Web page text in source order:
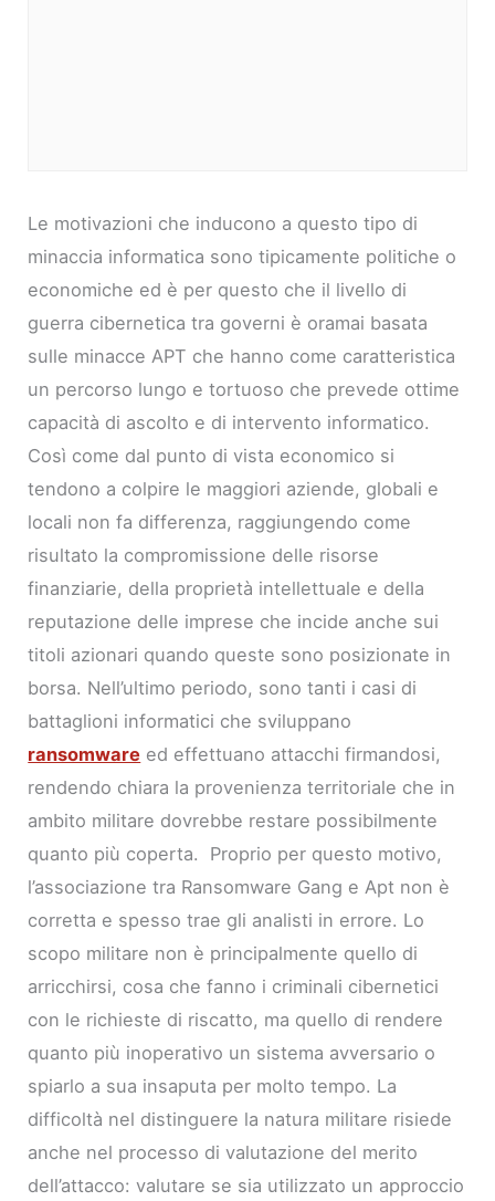
Le motivazioni che inducono a questo tipo di
minaccia informatica sono tipicamente politiche o
economiche ed è per questo che il livello di
guerra cibernetica tra governi è oramai basata
sulle minacce APT che hanno come caratteristica
un percorso lungo e tortuoso che prevede ottime
capacità di ascolto e di intervento informatico.
Così come dal punto di vista economico si
tendono a colpire le maggiori aziende, globali e
locali non fa differenza, raggiungendo come
risultato la compromissione delle risorse
finanziarie, della proprietà intellettuale e della
reputazione delle imprese che incide anche sui
titoli azionari quando queste sono posizionate in
borsa. Nell’ultimo periodo, sono tanti i casi di
battaglioni informatici che sviluppano
ransomware ed effettuano attacchi firmandosi,
rendendo chiara la provenienza territoriale che in
ambito militare dovrebbe restare possibilmente
quanto più coperta. Proprio per questo motivo,
l’associazione tra Ransomware Gang e Apt non è
corretta e spesso trae gli analisti in errore. Lo
scopo militare non è principalmente quello di
arricchirsi, cosa che fanno i criminali cibernetici
con le richieste di riscatto, ma quello di rendere
quanto più inoperativo un sistema avversario o
spiarlo a sua insaputa per molto tempo. La
difficoltà nel distinguere la natura militare risiede
anche nel processo di valutazione del merito
dell’attacco: valutare se sia utilizzato un approccio